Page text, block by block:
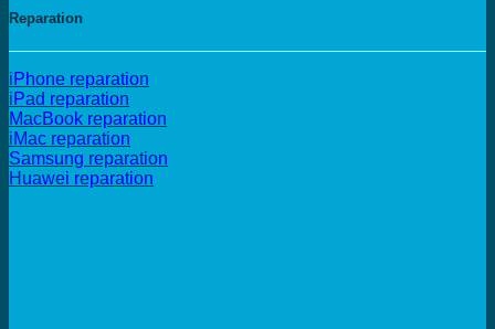
Reparation
iPhone reparation
iPad reparation
MacBook reparation
iMac reparation
Samsung reparation
Huawei reparation